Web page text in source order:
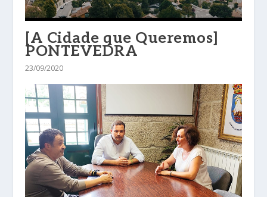
[A Cidade que Queremos]
PONTEVEDRA
23/09/2020